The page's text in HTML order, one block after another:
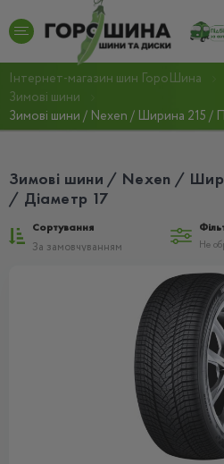
Інтернет-магазин шин ГороШина
Зимові шини
Зимові шини / Nexen / Ширина 215 /
Зимові шини / Nexen /
/ Діаметр 17
Сортування
Не